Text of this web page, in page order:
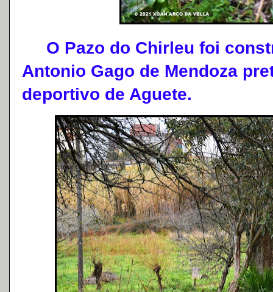
O Pazo do Chirleu foi
Antonio Gago de Mendoza
deportivo de Aguete.